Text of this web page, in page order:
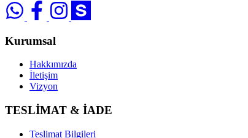
Kurumsal
Hakkımızda
İletişim
Vizyon
TESLİMAT & İADE
Teslimat Bilgileri